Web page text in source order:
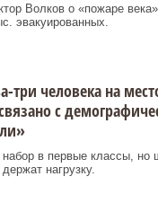
Волков о «пожаре
эвакуированных.
человека на
с
в первые классы, но
нагрузку.